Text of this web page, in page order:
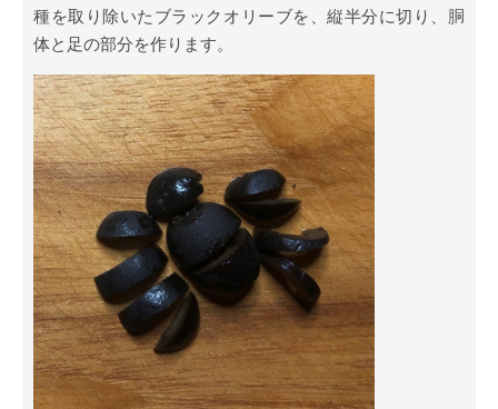
種を取り除いたブラックオリーブを、縦半分に切り、胴
体と足の部分を作ります。